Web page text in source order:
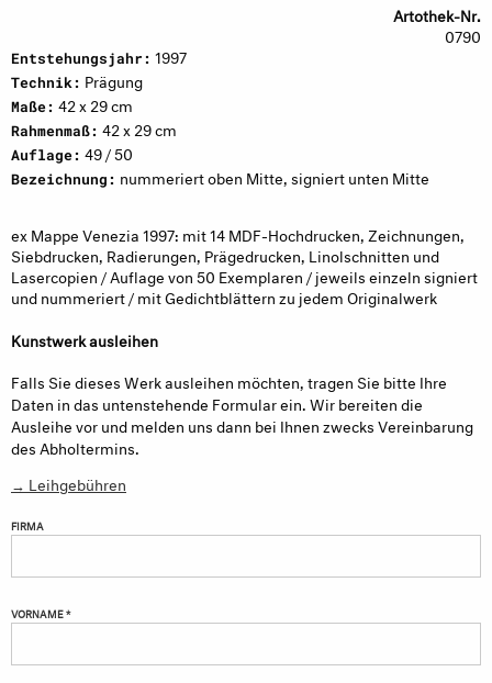
Artothek-Nr.
0790
Entstehungsjahr: 1997
Technik: Prägung
Maße: 42 x 29 cm
Rahmenmaß: 42 x 29 cm
Auflage: 49 / 50
Bezeichnung: nummeriert oben Mitte, signiert unten Mitte
ex Mappe Venezia 1997: mit 14 MDF-Hochdrucken, Zeichnungen,
Siebdrucken, Radierungen, Prägedrucken, Linolschnitten und
Lasercopien / Auflage von 50 Exemplaren / jeweils einzeln signiert
und nummeriert / mit Gedichtblättern zu jedem Originalwerk
Kunstwerk ausleihen
Falls Sie dieses Werk ausleihen möchten, tragen Sie bitte Ihre
Daten in das untenstehende Formular ein. Wir bereiten die
Ausleihe vor und melden uns dann bei Ihnen zwecks Vereinbarung
des Abholtermins.
→ Leihgebühren
FIRMA
VORNAME *